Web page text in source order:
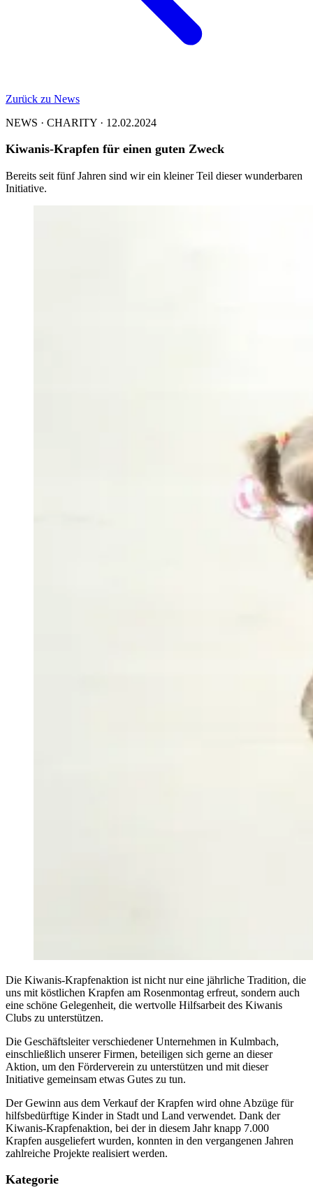
Zurück zu News
NEWS · CHARITY · 12.02.2024
Kiwanis-Krapfen für einen guten Zweck
Bereits seit fünf Jahren sind wir ein kleiner Teil dieser wunderbaren
Initiative.
Die Kiwanis-Krapfenaktion ist nicht nur eine jährliche Tradition, die
uns mit köstlichen Krapfen am Rosenmontag erfreut, sondern auch
eine schöne Gelegenheit, die wertvolle Hilfsarbeit des Kiwanis
Clubs zu unterstützen.
Die Geschäftsleiter verschiedener Unternehmen in Kulmbach,
einschließlich unserer Firmen, beteiligen sich gerne an dieser
Aktion, um den Förderverein zu unterstützen und mit dieser
Initiative gemeinsam etwas Gutes zu tun.
Der Gewinn aus dem Verkauf der Krapfen wird ohne Abzüge für
hilfsbedürftige Kinder in Stadt und Land verwendet. Dank der
Kiwanis-Krapfenaktion, bei der in diesem Jahr knapp 7.000
Krapfen ausgeliefert wurden, konnten in den vergangenen Jahren
zahlreiche Projekte realisiert werden.
Kategorie